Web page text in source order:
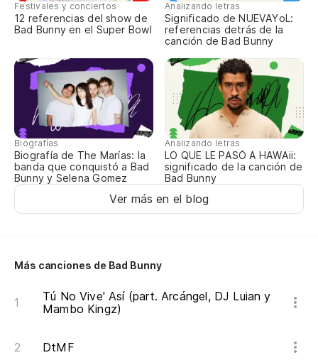
Festivales y conciertos
12 referencias del show de
Bad Bunny en el Super Bowl
Analizando letras
Significado de NUEVAYoL:
referencias detrás de la
canción de Bad Bunny
Biografías
Biografía de The Marías: la
banda que conquistó a Bad
Bunny y Selena Gomez
Analizando letras
LO QUE LE PASÓ A HAWAii:
significado de la canción de
Bad Bunny
Ver más en el blog
Más canciones de Bad Bunny
Tú No Vive' Así (part. Arcángel, DJ Luian y
Mambo Kingz)
DtMF